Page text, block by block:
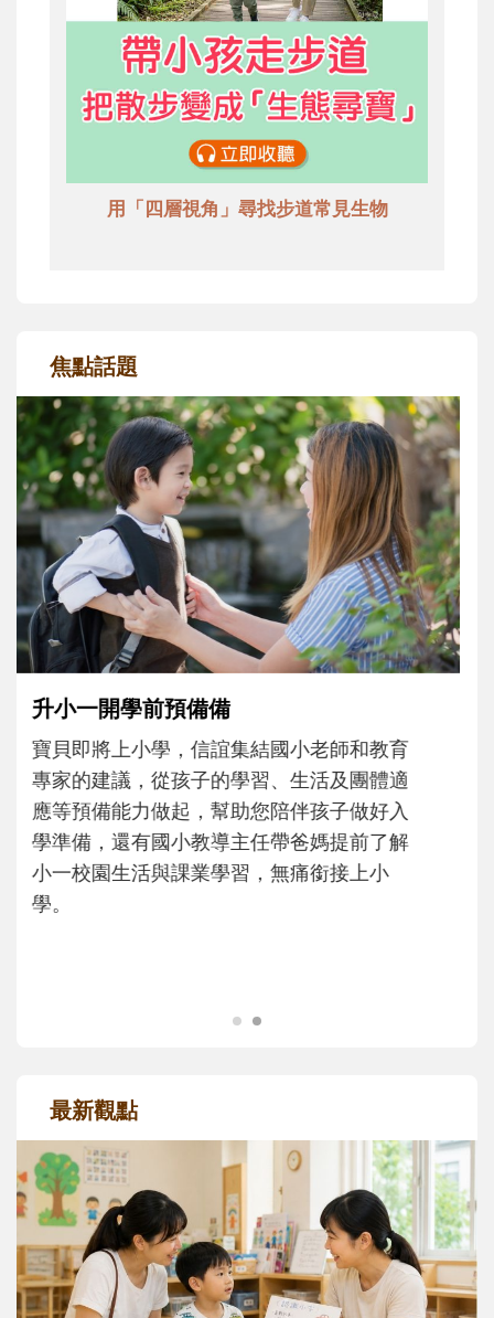
用「四層視角」尋找步道常見生物
焦點話題
和孩子一起長大的那個男人│讀懂父親的
不同模樣
沒有人天生就擅長當爸爸！男人總是在一次
次「前所未有」的體驗中，跟著孩子一起長
大。從給予安全感的肢體遊戲，到獨立自
主、角色認同及解決問題的能力養成。爸爸
正嘗試用不同的模樣，參與孩子每個重要的
最新觀點